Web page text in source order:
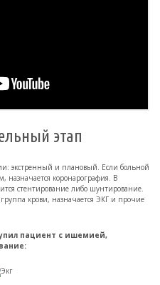
этап
экстренный и плановый. Если больной
назначается коронарография. В
стентирование либо шунтирование.
крови, назначается ЭКГ и прочие
пациент с ишемией,